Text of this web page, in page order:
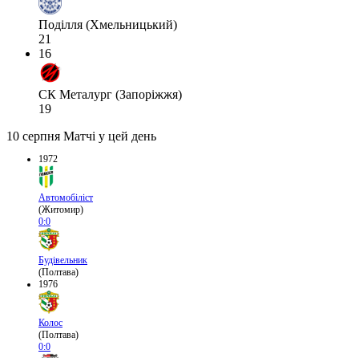
Поділля (Хмельницький)
21
16
СК Металург (Запоріжжя)
19
10 серпня Матчі у цей день
1972
Автомобіліст
(Житомир)
0:0
Будівельник
(Полтава)
1976
Колос
(Полтава)
0:0